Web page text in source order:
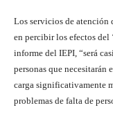
Los servicios de atención
en percibir los efectos del
informe del IEPI, “será
personas que necesitarán
carga significativamente
problemas de falta de